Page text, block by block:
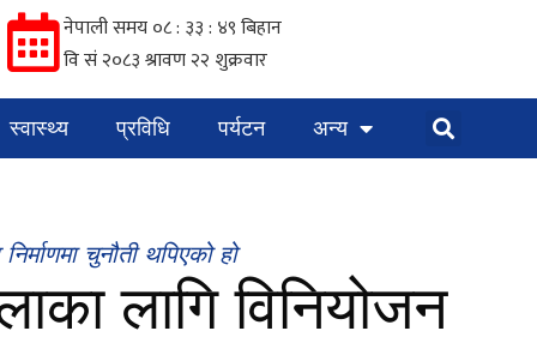
स्वास्थ्य प्रविधि पर्यटन अन्य
चुनौती थपिएको हो
लागि विनियोजन